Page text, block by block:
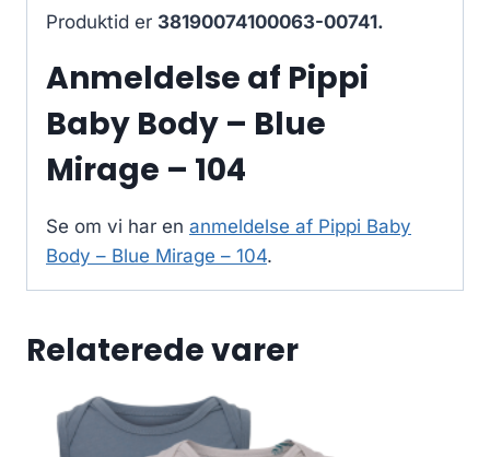
Produktid er 38190074100063-00741.
Anmeldelse af Pippi
Baby Body – Blue
Mirage – 104
Se om vi har en anmeldelse af Pippi Baby
Body – Blue Mirage – 104.
Relaterede varer